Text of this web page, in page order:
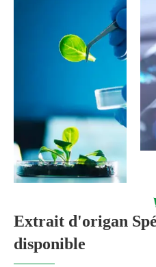
Extrait d'origan
disponible